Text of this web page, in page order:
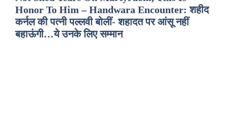
Honor To Him – Handwara Encounter: शहीद
कर्नल की पत्नी पल्लवी बोलीं- शहादत पर आंसू नहीं
बहाऊंगी…ये उनके लिए सम्मान